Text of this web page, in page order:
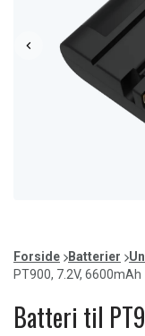
of
6
Forside Batterier
PT900, 7.2V, 6600mAh
Batteri til